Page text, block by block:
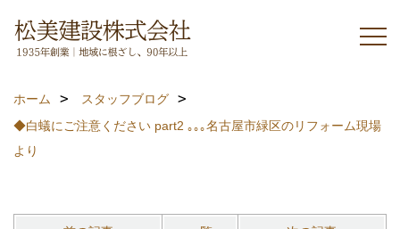
ホーム
スタッフブログ
◆白蟻にご注意ください part2 ｡｡｡名古屋市緑区のリフォーム現場
より